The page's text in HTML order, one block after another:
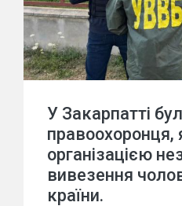
У Закарпатті
організацією
вивезення
країни.